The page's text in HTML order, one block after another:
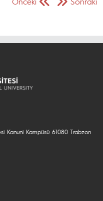
Kanuni Kampüsü 61080 Trabzon